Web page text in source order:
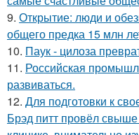
9. Открытие: люди и
общего предка 15 млн
10. Паук - цилоза
11. Российская
развиваться.
12. Для подготовки к
Брэд питт провёл свыше